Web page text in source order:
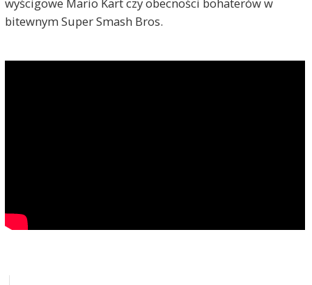
wyścigowe Mario Kart czy obecności bohaterów w
bitewnym Super Smash Bros.